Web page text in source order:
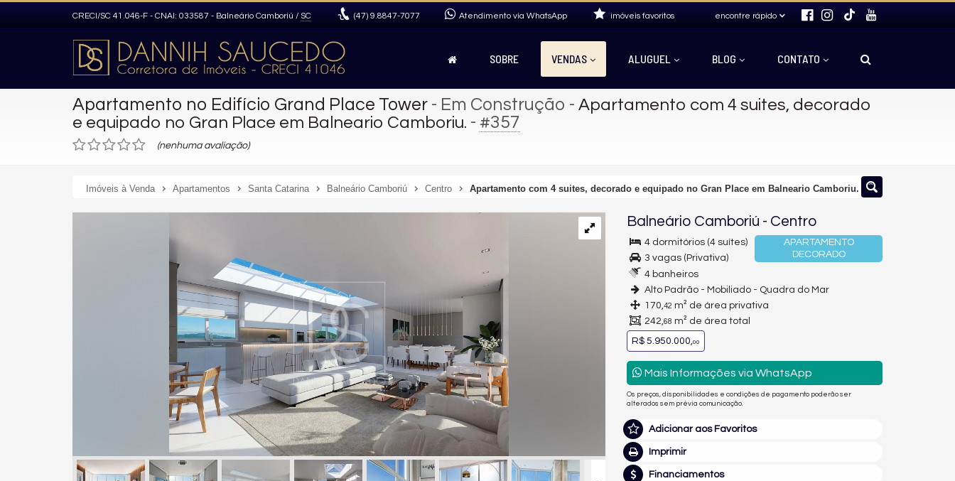
CRECI/SC 41.046-F - CNAI: 033587 - Balneário Camboriú / SC (47) 9.8847-7077 Atendimento via WhatsApp encontre rápido
imóveis favoritos
SOBRE VENDAS ALUGUEL BLOG CONTATO
Apartamento no Edifício Grand Place Tower - Em Construção - Apartamento com 4 suites, decorado
e equipado no Gran Place em Balneario Camboriu. - #357
(nenhuma avaliação)
Imóveis à Venda Apartamentos Santa Catarina Balneário Camboriú Centro Apartamento com 4 suites, decorado e equipado no Gran Place em Balneario Camboriu.
Balneário Camboriú - Centro
APARTAMENTO
DECORADO
4 dormitórios (4 suítes)
3 vagas (Privativa)
4 banheiros
Alto Padrão - Mobiliado - Quadra do Mar
170,42 m² de área privativa
242,68 m² de área total
R$ 5.950.000,00
Mais Informações via WhatsApp
Os preços, disponibilidades e condições de pagamento poderão ser
alterados sem prévia comunicação.
Adicionar aos Favoritos
Imprimir
Financiamentos